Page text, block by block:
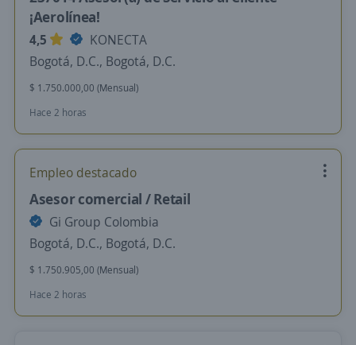
¡Aerolínea!
4,5
KONECTA
Bogotá, D.C., Bogotá, D.C.
$ 1.750.000,00 (Mensual)
Hace 2 horas
Empleo destacado
Asesor comercial / Retail
Gi Group Colombia
Bogotá, D.C., Bogotá, D.C.
$ 1.750.905,00 (Mensual)
Hace 2 horas